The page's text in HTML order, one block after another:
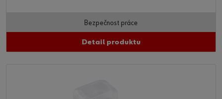
Bezpečnost práce
Detail produktu